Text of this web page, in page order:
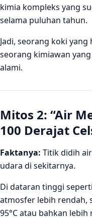
kimia kompleks yang
selama puluhan tahun.
Jadi, seorang koki
seorang kimiawan
alami.
Mitos 2: “Air
100 Derajat
Faktanya: Titik didih
udara di sekitarnya.
Di dataran tinggi
atmosfer lebih rendah,
95°C atau bahkan